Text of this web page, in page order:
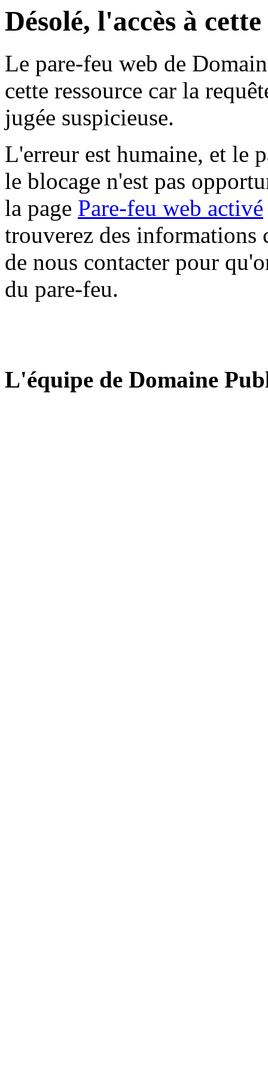
Désolé, l'accès à
Le pare-feu web de
cette ressource car la
jugée suspicieuse.
L'erreur est humaine, et le
le blocage n'est pas
la page Pare-feu web activé
trouverez des informations
de nous contacter pour
du pare-feu.
L'équipe de Domaine